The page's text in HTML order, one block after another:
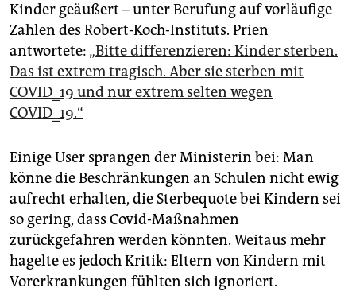
Kinder geäußert – unter Berufung auf vorläufige
Zahlen des Robert-Koch-Instituts. Prien
antwortete: „Bitte differenzieren: Kinder sterben.
Das ist extrem tragisch. Aber sie sterben mit
COVID_19 und nur extrem selten wegen
COVID_19.“
Einige User sprangen der Ministerin bei: Man
könne die Beschränkungen an Schulen nicht ewig
aufrecht erhalten, die Sterbequote bei Kindern sei
so gering, dass Covid-Maßnahmen
zurückgefahren werden könnten. Weitaus mehr
hagelte es jedoch Kritik: Eltern von Kindern mit
Vorerkrankungen fühlten sich ignoriert.